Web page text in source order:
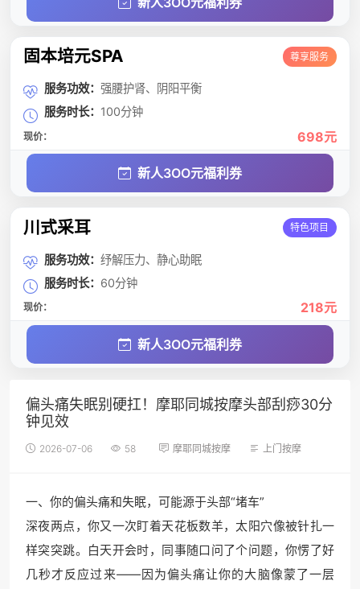
固本培元SPA 尊享服务
服务功效： 强腰护肾、阴阳平衡
服务时长： 100分钟
现价： 698元
新人3OO元福利券
川式采耳 特色项目
服务功效： 纾解压力、静心助眠
服务时长： 60分钟
现价： 218元
新人3OO元福利券
偏头痛失眠别硬扛！摩耶同城按摩头部刮痧30分
钟见效
2026-07-06 58 摩耶同城按摩 上门按摩
一、你的偏头痛和失眠，可能源于头部“堵车”
深夜两点，你又一次盯着天花板数羊，太阳穴像被针扎一
样突突跳。白天开会时，同事随口问了个问题，你愣了好
几秒才反应过来——因为偏头痛让你的大脑像蒙了一层